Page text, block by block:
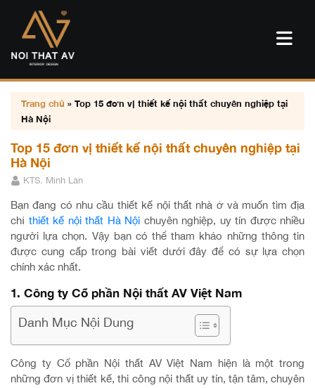
Trang chủ » Top 15 đơn vị thiết kế nội thất chuyên nghiệp tại
Hà Nội
Top 15 đơn vị thiết kế nội thất chuyên nghiệp tại
Hà Nội
KTS. Minh Lan
Bạn đang có nhu cầu thiết kế nội thất nhà ở và muốn tìm địa
chỉ thiết kế nội thất Hà Nội chuyên nghiệp, uy tín được nhiều
người lựa chọn. Vậy bạn có thể tham khảo những thông tin
được cung cấp trong bài viết dưới đây để có sự lựa chọn
chính xác nhất.
1. Công ty Cổ phần Nội thất AV Việt Nam
Danh Mục Nội Dung
Công ty Cổ phần Nội thất AV Việt Nam hiện là một trong
những đơn vị thiết kế, thi công nội thất uy tín, tận tâm, chuyên